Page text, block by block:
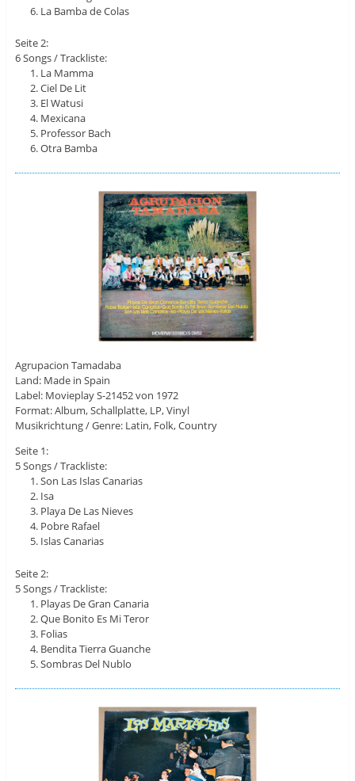
La Bamba de Colas
Seite 2:
6 Songs / Trackliste:
La Mamma
Ciel De Lit
El Watusi
Mexicana
Professor Bach
Otra Bamba
Agrupacion Tamadaba
Land: Made in Spain
Label: Movieplay S-21452 von 1972
Format: Album, Schallplatte, LP, Vinyl
Musikrichtung / Genre: Latin, Folk, Country
Seite 1:
5 Songs / Trackliste:
Son Las Islas Canarias
Isa
Playa De Las Nieves
Pobre Rafael
Islas Canarias
Seite 2:
5 Songs / Trackliste:
Playas De Gran Canaria
Que Bonito Es Mi Teror
Folias
Bendita Tierra Guanche
Sombras Del Nublo